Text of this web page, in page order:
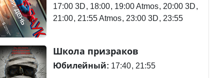
төменгі жалақы,
экология: жеті
сайлаушылармен
талқылап жатыр?
потерпел крушение в
Южной Корее, погибли
120 человек
17:00 3D 18:00 19:00 Atmos 20:00 3D
21:00 21:55 Atmos 23:00 3D 23:55
Школа призраков
Юбилейный: 17:40 21:55